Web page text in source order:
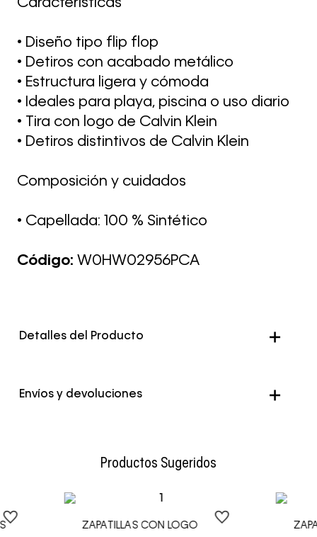
Características
• Diseño tipo flip flop
• Detiros con acabado metálico
• Estructura ligera y cómoda
• Ideales para playa, piscina o uso diario
• Tira con logo de Calvin Klein
• Detiros distintivos de Calvin Klein
Composición y cuidados
• Capellada: 100 % Sintético
Código: W0HW02956PCA
Detalles del Producto
Envíos y devoluciones
Productos Sugeridos
ZAPATILLAS CON LOGO